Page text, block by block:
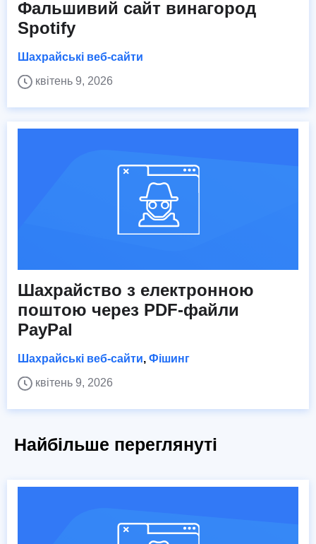
Фальшивий сайт винагород
Spotify
Шахрайські веб-сайти
квітень 9, 2026
Шахрайство з електронною
поштою через PDF-файли
PayPal
Шахрайські веб-сайти, Фішинг
квітень 9, 2026
Найбільше переглянуті